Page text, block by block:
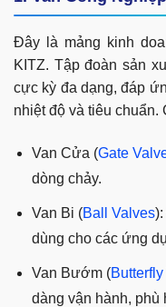
Đây là mảng kinh
KITZ. Tập đoàn sản
cực kỳ đa dạng, đáp
nhiệt độ và tiêu chuẩn.
Van Cửa (Gate
dòng chảy.
Van Bi (Ball Valves
dùng cho các ứng
Van Bướm (
dàng vận hành,